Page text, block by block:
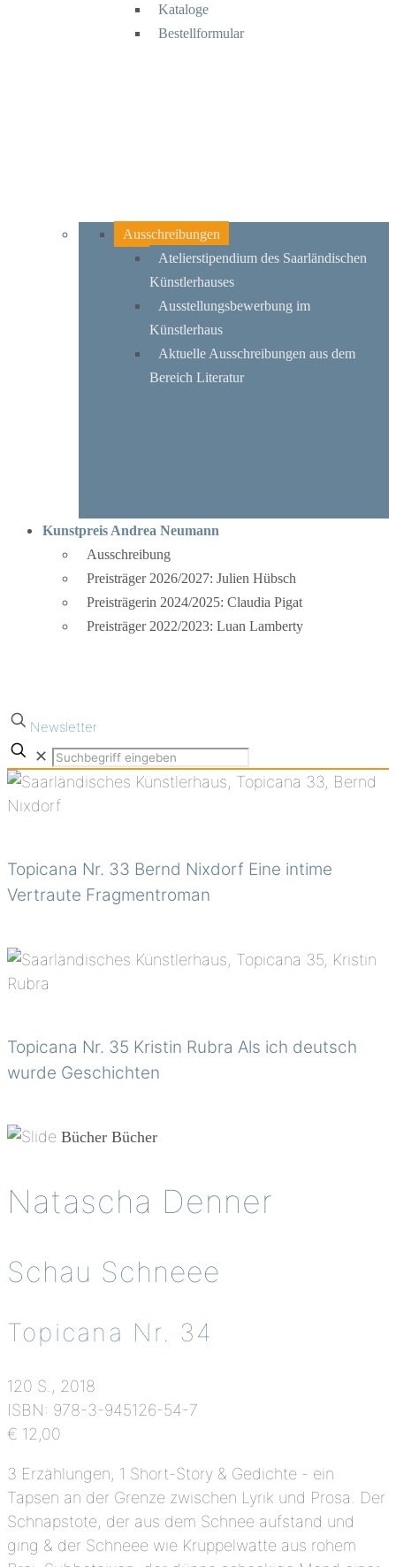
Kataloge
Bestellformular
Ausschreibungen
Atelierstipendium des Saarländischen
Künstlerhauses
Ausstellungsbewerbung im
Künstlerhaus
Aktuelle Ausschreibungen aus dem
Bereich Literatur
Kunstpreis Andrea Neumann
Ausschreibung
Preisträger 2026/2027: Julien Hübsch
Preisträgerin 2024/2025: Claudia Pigat
Preisträger 2022/2023: Luan Lamberty
Newsletter
✕
Topicana Nr. 33 Bernd Nixdorf Eine intime
Vertraute Fragmentroman
Topicana Nr. 35 Kristin Rubra Als ich deutsch
wurde ​Geschichten
Bücher Bücher
Natascha Denner
Schau Schneee
Topicana Nr. 34
120 S., 2018
ISBN: 978-3-945126-54-7
€ 12,00
3 Erzählungen, 1 Short-Story & Gedichte - ein
Tapsen an der Grenze zwischen Lyrik und Prosa. Der
Schnapstote, der aus dem Schnee aufstand und
ging & der Schneee wie Krüppelwatte aus rohem